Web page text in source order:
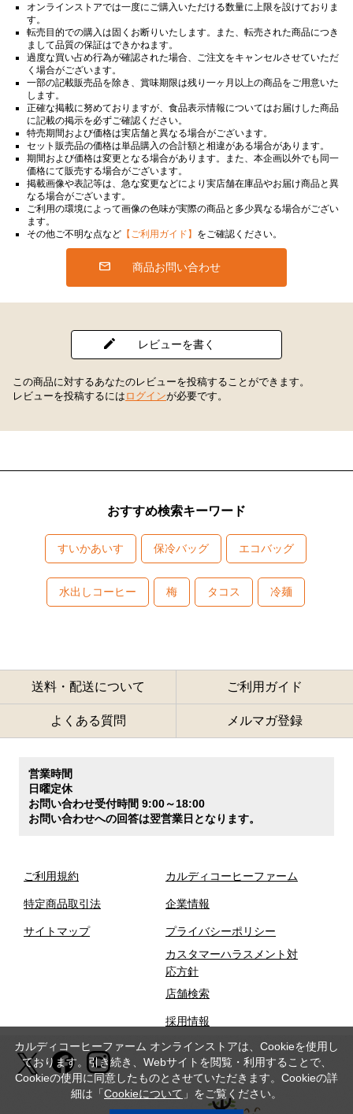
オンラインストアでは一度にご購入いただける数量に上限を設けておりま
す。
転売目的での購入は固くお断りいたします。また、転売された商品につき
まして品質の保証はできかねます。
過度な買い占め行為が確認された場合、ご注文をキャンセルさせていただ
く場合がございます。
一部の記載販売品を除き、賞味期限は残り一ヶ月以上の商品をご用意いた
します。
正確な掲載に努めておりますが、食品表示情報についてはお届けした商品
に記載の掲示を必ずご確認ください。
特売期間および価格は実店舗と異なる場合がございます。
セット販売品の価格は単品購入の合計額と相違がある場合があります。
期間および価格は変更となる場合があります。また、本企画以外でも同一
価格にて販売する場合がございます。
掲載画像や表記等は、急な変更などにより実店舗在庫品やお届け商品と異
なる場合がございます。
ご利用の環境によって画像の色味が実際の商品と多少異なる場合がござい
ます。
その他ご不明な点など 【ご利用ガイド】 をご確認ください。
商品お問い合わせ
レビューを書く
この商品に対するあなたのレビューを投稿することができます。
レビューを投稿するには ログインが必要です。
おすすめ検索キーワード
すいかあいす 保冷バッグ エコバッグ
水出しコーヒー 梅 タコス 冷麺
送料・配送について ご利用ガイド
よくある質問 メルマガ登録
営業時間
日曜定休
お問い合わせ受付時間 9:00～18:00
お問い合わせへの回答は翌営業日となります。
ご利用規約
特定商品取引法
サイトマップ
カルディコーヒーファーム
企業情報
プライバシーポリシー
カスタマーハラスメント対
応方針
店舗検索
採用情報
カルディコーヒーファーム オンラインストアは、Cookieを使用し
ております。引き続き、Webサイトを閲覧・利用することで、
Cookieの使用に同意したものとさせていただきます。Cookieの詳
細は「Cookieについて 」をご覧ください。